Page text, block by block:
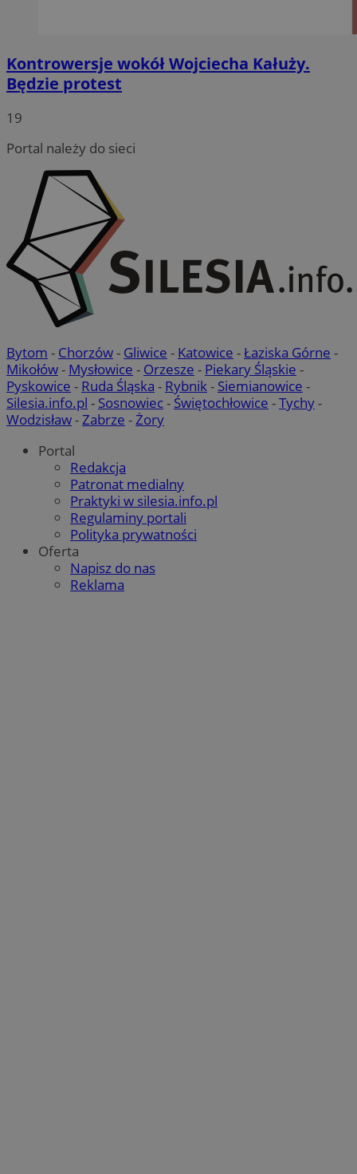
Kontrowersje wokół Wojciecha Kałuży.
Będzie protest
19
Portal należy do sieci
Bytom - Chorzów- Gliwice - Katowice -Łaziska Górne -
Mikołów- Mysłowice - Orzesze - Piekary Śląskie -
Pyskowice - Ruda Śląska - Rybnik- Siemianowice -
Silesia.info.pl - Sosnowiec- Świętochłowice -Tychy-
Wodzisław-Zabrze -Żory
Portal
Redakcja
Patronat medialny
Praktyki w silesia.info.pl
Regulaminy portali
Polityka prywatności
Oferta
Napisz do nas
Reklama